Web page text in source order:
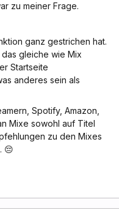
zu meiner Frage.
ganz gestrichen hat.
gleiche wie Mix
Startseite
anderes sein als
Spotify, Amazon,
Mixe sowohl auf Titel
zu den Mixes
😔